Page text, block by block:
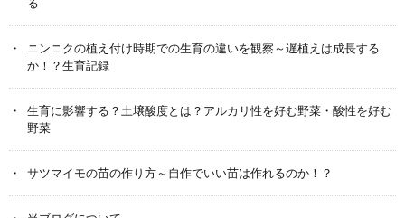
ニンニクの植え付け時期での生育の違いを観察～遅植えは成長する
か！？生育記録
生育に影響する？土壌酸度とは？アルカリ性を好む野菜・酸性を好む
野菜
サツマイモの苗の作り方～自作でいい苗は作れるのか！？